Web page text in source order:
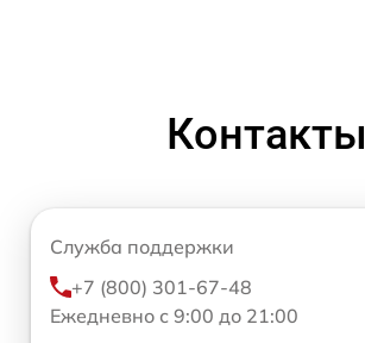
Контакты
Служба поддержки
+7 (800) 301-67-48
Ежедневно с 9:00 до 21:00